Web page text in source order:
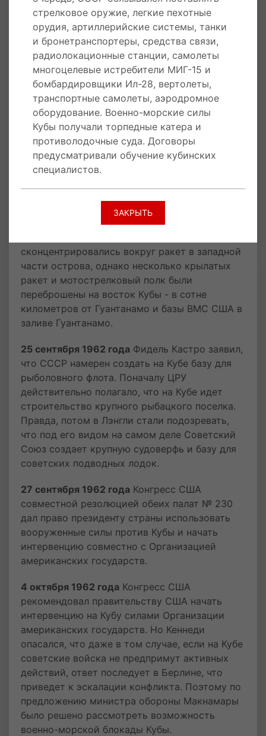
СССР о путях нормализации американо-
кубинских отношений. Перечислив акции,
предпринятые против Кубы, президент заявил,
что если Штаты когда-либо сочтут
необходимым предпринять военные действия
против коммунизма на Кубе, то все
поставленное оружие и технические
советники не смогут изменить последствия
или существенно оттянуть время для
достижения такого результата.
16 сентября 1962 года
развернули на западе острова близ
деревеньки Сан-Кристобаль и в центре Кубы у
сконцентрировались вокруг ракет в западной
части острова, однако несколько крылатых
ракет и мотострелковый полк были
переброшены на восток Кубы - в сотне
километров от Гуантанамо и базы ВМС США в
заливе Гуантанамо.
25 сентября 1962 года Фидель Кастро заявил,
что СССР намерен создать на Кубе базу для
рыболовного флота. Поначалу ЦРУ
действительно полагало, что на Кубе идет
строительство крупного рыбацкого поселка.
Правда, потом в Лэнгли стали подозревать,
что под его видом на самом деле Советский
Союз создает крупную судоверфь и базу для
советских подводных лодок.
27 сентября 1962 года Конгресс США
совместной резолюцией обеих палат № 230
дал право президенту страны использовать
вооруженные силы против Кубы и начать
интервенцию совместно с Организацией
американских государств.
4 октября 1962 года Конгресс США
рекомендовал правительству США начать
интервенцию на Кубу силами Организации
американских государств. Но Кеннеди
опасался, что даже в том случае, если на Кубе
советские войска не предпримут активных
действий, ответ последует в Берлине, что
приведет к эскалации конфликта. Поэтому по
предложению министра обороны Макнамары
было решено рассмотреть возможность
военно-морской блокады Кубы.
стрелковое оружие, легкие пехотные
орудия, артиллерийские системы, танки
и бронетранспортеры, средства связи,
радиолокационные станции, самолеты
многоцелевые истребители МИГ-15 и
бомбардировщики Ил-28, вертолеты,
транспортные самолеты, аэродромное
оборудование. Военно-морские силы
Кубы получали торпедные катера и
противолодочные суда. Договоры
предусматривали обучение кубинских
специалистов.
ЗАКРЫТЬ